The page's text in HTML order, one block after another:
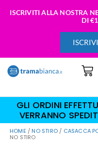
ISCRIVITI ALLA NOSTRA
DI
GLI ORDINI
VERRANNO
HOME / NO STIRO / CASACCA
NO STIRO